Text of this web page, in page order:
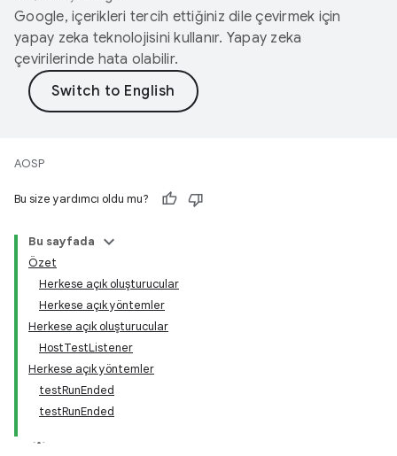
Google, içerikleri tercih ettiğiniz dile çevirmek için
yapay zeka teknolojisini kullanır. Yapay zeka
çevirilerinde hata olabilir.
AOSP
Bu size yardımcı oldu mu?
Bu sayfada
Özet
Herkese açık oluşturucular
Herkese açık yöntemler
Herkese açık oluşturucular
HostTestListener
Herkese açık yöntemler
testRunEnded
testRunEnded